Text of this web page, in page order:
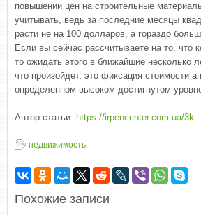
повышении цен на строительные
учитывать, ведь за последние месяцы
расти не на 100 долларов, а гораздо
Если вы сейчас рассчитываете на то, что
то ожидать этого в ближайшие несколько
что произойдет, это фиксация стоимости
определенном высоком достигнутом
Автор статьи: https://irpencenter.com.ua/3k
недвижимость
Похожие записи